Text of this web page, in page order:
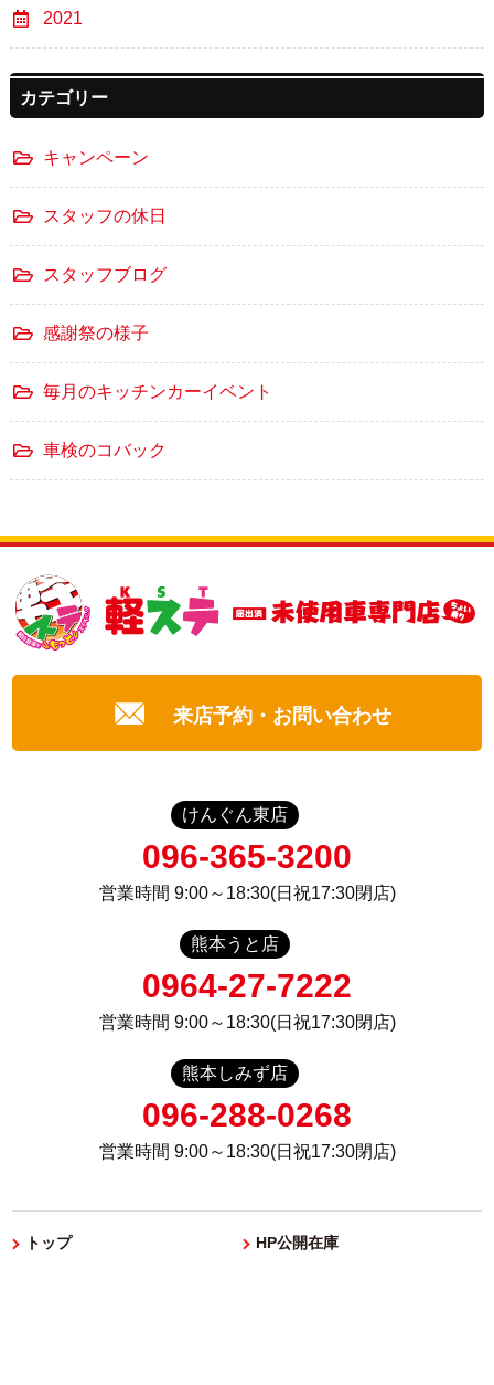
2021
カテゴリー
キャンペーン
スタッフの休日
スタッフブログ
感謝祭の様子
毎月のキッチンカーイベント
車検のコバック
来店予約・お問い合わせ
けんぐん東店
096-365-3200
営業時間 9:00～18:30(日祝17:30閉店)
熊本うと店
0964-27-7222
営業時間 9:00～18:30(日祝17:30閉店)
熊本しみず店
096-288-0268
営業時間 9:00～18:30(日祝17:30閉店)
トップ HP公開在庫